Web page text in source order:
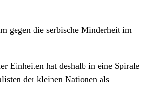
gegen die serbische Minderheit im
Einheiten hat deshalb in eine Spirale
der kleinen Nationen als